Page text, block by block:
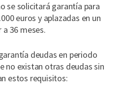
se solicitará garantía para
euros y aplazadas en un
36 meses.
deudas en periodo
no existan otras deudas sin
estos requisitos: